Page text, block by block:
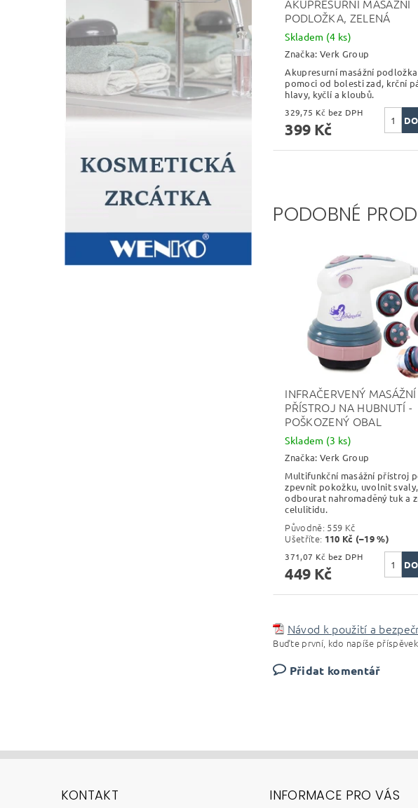
AKUPRESURNÍ MASÁŽNÍ
PODLOŽKA, ZELENÁ
Skladem (4 ks)
Značka: Verk Group
Akupresurní masážní
pomoci od bolesti zad, krční
hlavy, kyčlí a kloubů.
329,75 Kč bez DPH
399 Kč
PODOBNÉ
INFRAČERVENÝ MASÁŽNÍ
PŘÍSTROJ NA HUBNUTÍ -
POŠKOZENÝ OBAL
Skladem (3 ks)
Značka: Verk Group
Multifunkční masážní přístroj
zpevnit pokožku, uvolnit svaly,
odbourat nahromaděný tuk a
celulitidu.
Původně: 559 Kč
Ušetříte: 110 Kč (–19 %)
371,07 Kč bez DPH
449 Kč
Návod k použití a
Buďte první, kdo napíše
Přidat komentář
KONTAKT INFORMACE PRO VÁS